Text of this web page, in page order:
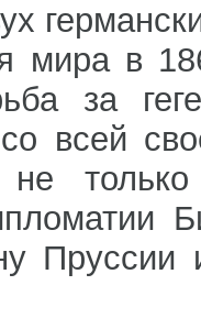
мира в
за
со всей
Пруссии